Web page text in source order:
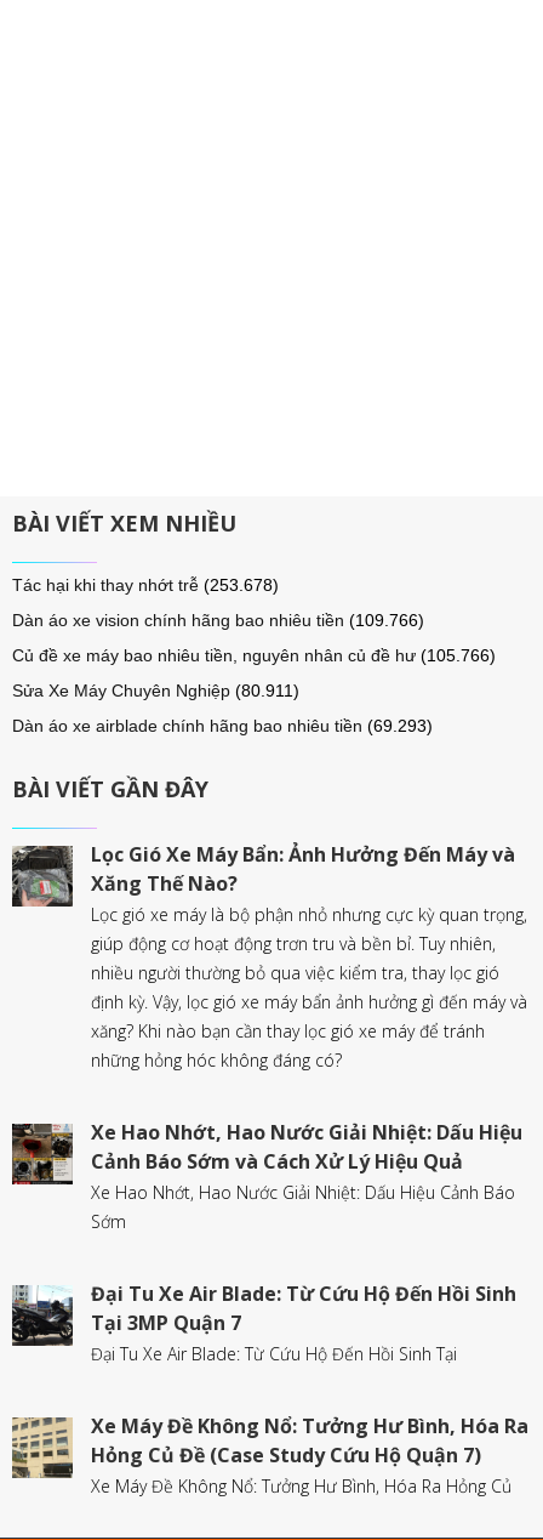
BÀI VIẾT XEM NHIỀU
Tác hại khi thay nhớt trễ (253.678)
Dàn áo xe vision chính hãng bao nhiêu tiền (109.766)
Củ đề xe máy bao nhiêu tiền, nguyên nhân củ đề hư (105.766)
Sửa Xe Máy Chuyên Nghiệp (80.911)
Dàn áo xe airblade chính hãng bao nhiêu tiền (69.293)
BÀI VIẾT GẦN ĐÂY
Lọc Gió Xe Máy Bẩn: Ảnh Hưởng Đến Máy và
Xăng Thế Nào?
Lọc gió xe máy là bộ phận nhỏ nhưng cực kỳ quan trọng,
giúp động cơ hoạt động trơn tru và bền bỉ. Tuy nhiên,
nhiều người thường bỏ qua việc kiểm tra, thay lọc gió
định kỳ. Vậy, lọc gió xe máy bẩn ảnh hưởng gì đến máy và
xăng? Khi nào bạn cần thay lọc gió xe máy để tránh
những hỏng hóc không đáng có?
Xe Hao Nhớt, Hao Nước Giải Nhiệt: Dấu Hiệu
Cảnh Báo Sớm và Cách Xử Lý Hiệu Quả
Xe Hao Nhớt, Hao Nước Giải Nhiệt: Dấu Hiệu Cảnh Báo
Sớm
Đại Tu Xe Air Blade: Từ Cứu Hộ Đến Hồi Sinh
Tại 3MP Quận 7
Đại Tu Xe Air Blade: Từ Cứu Hộ Đến Hồi Sinh Tại
Xe Máy Đề Không Nổ: Tưởng Hư Bình, Hóa Ra
Hỏng Củ Đề (Case Study Cứu Hộ Quận 7)
Xe Máy Đề Không Nổ: Tưởng Hư Bình, Hóa Ra Hỏng Củ